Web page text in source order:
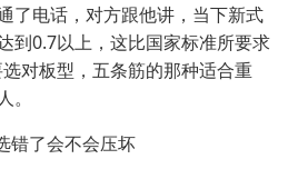
了电话，对方跟他讲，当下新式
到0.7以上，这比国家标准所要求
对板型，五条筋的那种适合重
错了会不会压坏